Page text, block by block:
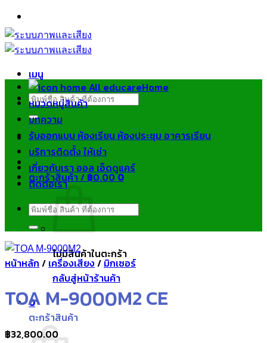
ข้าม
ไป
ยัง
เมนู
ค้นหา:
ตะกร้าสินค้า /฿0.000
ไม่มีสินค้าในตะกร้า
กลับสู่หน้าร้านค้า
0
ตะกร้าสินค้า
Home
หมวดหมู่สินค้า
บทความ
รับออกแบบ ห้องเรียน ห้องประชุม อาคารเรียน
บริการติดตั้ง ให้เช่า
เกี่ยวกับเรา ออล เอ็ดดูแคร์
ติดต่อเรา
ค้นหา:
หน้าหลัก / เครื่องเสียง/ มิกเซอร์
TOA M-9000M2 CE
฿32,800.00